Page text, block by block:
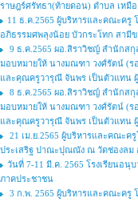
ราษฎร์ศรัทธา(ท้ายดอน) ตำบล เหมื
11 ธ.ค.2565 ผู้บริหารและคณะครู
อภิธรรมศพลุงน้อย บัวกระโทก สามี
9 ธ.ค.2565 ผอ.สิราวิชญ์ สำนักส
มอบหมายให้ นางมณฑา วงศ์รัตน์ (ร
และคุณครูวารุณี จันพร เป็นตัวแทน
8 ธ.ค.2565 ผอ.สิราวิชญ์ สำนักส
มอบหมายให้ นางมณฑา วงศ์รัตน์ (ร
และคุณครูวารุณี จันพร เป็นตัวแทน
21 เม.ย.2565 ผู้บริหารและคณะ
ประเสริฐ ปาณะปุณณัง ณ วัดช่องลม
วันที่ 7-11 มี.ค. 2565 โรงเรียนอนุ
ภาคประชาชน
3 ก.พ. 2565 ผู้บริหารและคณะครู